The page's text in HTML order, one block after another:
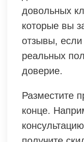
довольных
которые вы
отзывы,
реальных
доверие.
Разместите
конце.